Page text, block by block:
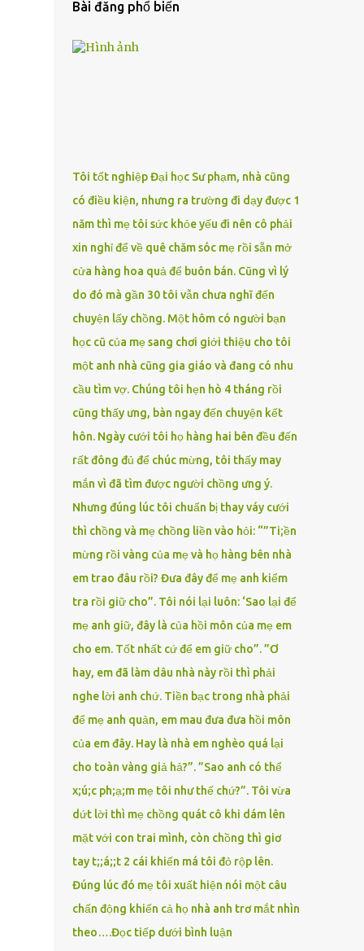
Bài đăng phổ biến
Tôi tốt nghiệp Đại học Sư phạm, nhà cũng
có điều kiện, nhưng ra trường đi dạy được 1
năm thì mẹ tôi sức khỏe yếu đi nên cô phải
xin nghỉ để về quê chăm sóc mẹ rồi sẵn mở
cửa hàng hoa quả để buôn bán. Cũng vì lý
do đó mà gần 30 tôi vẫn chưa nghĩ đến
chuyện lấy chồng. Một hôm có người bạn
học cũ của mẹ sang chơi giới thiệu cho tôi
một anh nhà cũng gia giáo và đang có nhu
cầu tìm vợ. Chúng tôi hẹn hò 4 tháng rồi
cũng thấy ưng, bàn ngay đến chuyện kết
hôn. Ngày cưới tôi họ hàng hai bên đều đến
rất đông đủ để chúc mừng, tôi thấy may
mắn vì đã tìm được người chồng ưng ý.
Nhưng đúng lúc tôi chuẩn bị thay váy cưới
thì chồng và mẹ chồng liền vào hỏi: “”Ti;ền
mừng rồi vàng của mẹ và họ hàng bên nhà
em trao đâu rồi? Đưa đây để mẹ anh kiểm
tra rồi giữ cho”. Tôi nói lại luôn: ‘Sao lại để
mẹ anh giữ, đây là của hồi môn của mẹ em
cho em. Tốt nhất cứ để em giữ cho”. ”Ơ
hay, em đã làm dâu nhà này rồi thì phải
nghe lời anh chứ. Tiền bạc trong nhà phải
để mẹ anh quản, em mau đưa đưa hồi môn
của em đây. Hay là nhà em nghèo quá lại
cho toàn vàng giả hả?”. ”Sao anh có thể
x;ú;c ph;ạ;m mẹ tôi như thế chứ?”. Tôi vừa
dứt lời thì mẹ chồng quát cô khi dám lên
mặt với con trai mình, còn chồng thì giơ
tay t;;á;;t 2 cái khiến má tôi đỏ rộp lên.
Đúng lúc đó mẹ tôi xuất hiện nói một câu
chấn động khiến cả họ nhà anh trơ mắt nhìn
theo….Đọc tiếp dưới bình luận